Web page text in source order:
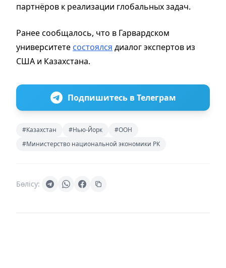
партнёров к реализации глобальных задач.
Ранее сообщалось, что в Гарвардском
университете состоялся диалог экспертов из
США и Казахстана.
Подпишитесь в Телеграм
#Казахстан #Нью-Йорк
#ООН
#Министерство национальной экономики РК
Бөлісу: